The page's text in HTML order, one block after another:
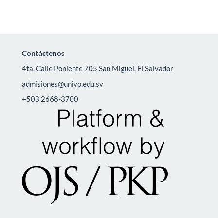
Contáctenos
4ta. Calle Poniente 705 San Miguel, El Salvador
admisiones@univo.edu.sv
+503 2668-3700